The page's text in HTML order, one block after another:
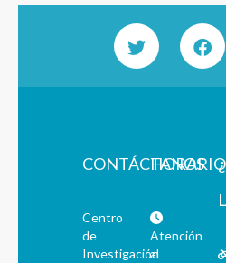
CONTÁCTANOS
Centro
de
Investigación
Atención
al